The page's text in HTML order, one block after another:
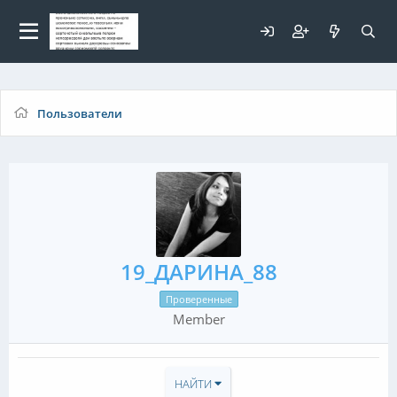
Пользователи
19_ДАРИНА_88
Проверенные
Member
НАЙТИ
Для любых предложений по
сайту: elaizik@cp9.ru